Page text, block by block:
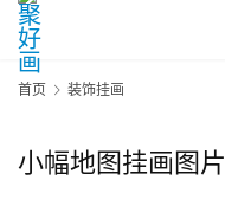
首页 装饰挂画
小幅地图挂画图片